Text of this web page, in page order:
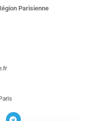
Parisienne